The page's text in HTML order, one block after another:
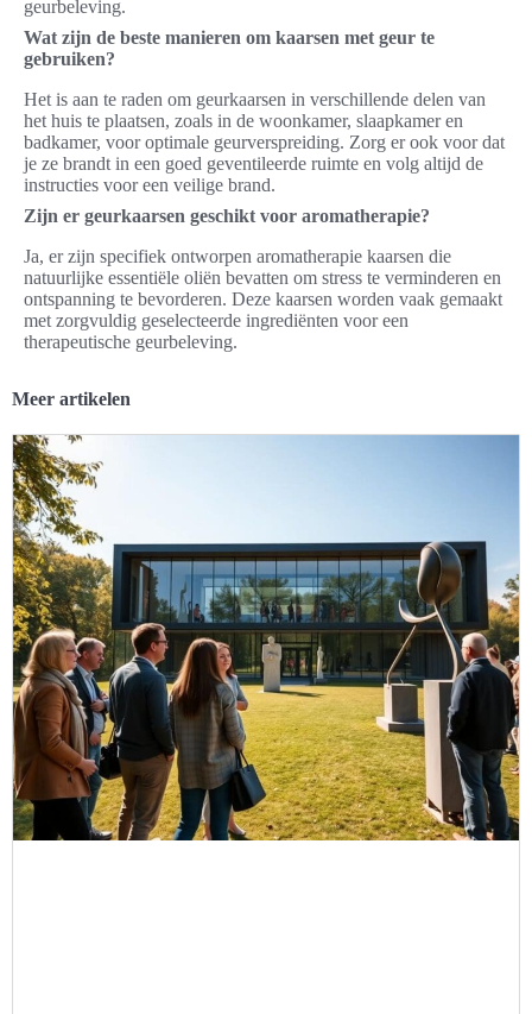
geurbeleving.
Wat zijn de beste manieren om kaarsen met geur te
gebruiken?
Het is aan te raden om geurkaarsen in verschillende delen van
het huis te plaatsen, zoals in de woonkamer, slaapkamer en
badkamer, voor optimale geurverspreiding. Zorg er ook voor dat
je ze brandt in een goed geventileerde ruimte en volg altijd de
instructies voor een veilige brand.
Zijn er geurkaarsen geschikt voor aromatherapie?
Ja, er zijn specifiek ontworpen aromatherapie kaarsen die
natuurlijke essentiële oliën bevatten om stress te verminderen en
ontspanning te bevorderen. Deze kaarsen worden vaak gemaakt
met zorgvuldig geselecteerde ingrediënten voor een
therapeutische geurbeleving.
Meer artikelen